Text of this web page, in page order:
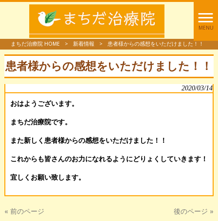
MENU
まちだ治療院 HOME > 新着情報 > 患者様からの感想をいただけました！！
患者様からの感想をいただけました！！
2020/03/14
おはようございます。
まちだ治療院です。
また新しく患者様からの感想をいただけました！！
これからも皆さんのお力になれるようにどりょくしていきます！
宜しくお願い致します。
« 前のページ 後のページ »